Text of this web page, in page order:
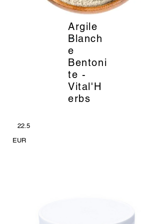
Argile
Blanch
e
Bentoni
te -
Vital'H
erbs
_
22.5
EUR